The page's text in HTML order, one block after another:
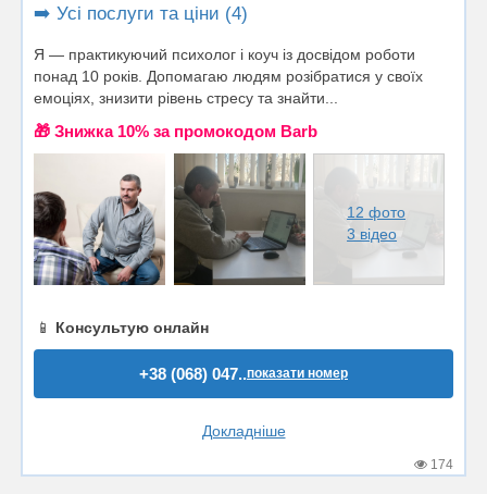
➡️ Усі послуги та ціни (4)
Я — практикуючий психолог і коуч із досвідом роботи
понад 10 років. Допомагаю людям розібратися у своїх
емоціях, знизити рівень стресу та знайти...
🎁 Знижка 10% за промокодом Barb
12 фото
3 відео
📱 Консультую онлайн
+38 (068) 047..показати номер
Докладніше
174